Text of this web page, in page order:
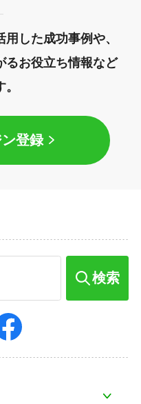
した成功事例や、
るお役立ち情報など
登録
検索